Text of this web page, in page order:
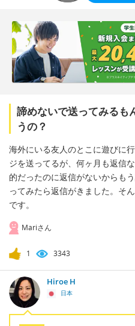
諦めないで送ってみるも
うの？
海外にいる友人のとこに遊びに
ジを送ってるが、何ヶ月も返信
的だったのに返信がないからも
ってみたら返信がきました。そ
です。
Mariさん
1 3343
Hiroe H
日本